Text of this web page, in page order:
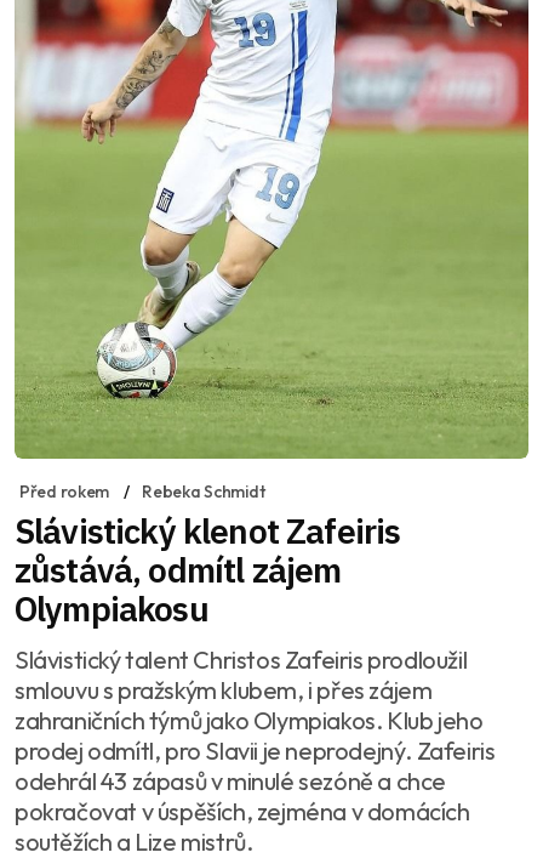
Před rokem Rebeka Schmidt
Slávistický klenot Zafeiris
zůstává, odmítl zájem
Olympiakosu
Slávistický talent Christos Zafeiris prodloužil
smlouvu s pražským klubem, i přes zájem
zahraničních týmů jako Olympiakos. Klub jeho
prodej odmítl, pro Slavii je neprodejný. Zafeiris
odehrál 43 zápasů v minulé sezóně a chce
pokračovat v úspěších, zejména v domácích
soutěžích a Lize mistrů.